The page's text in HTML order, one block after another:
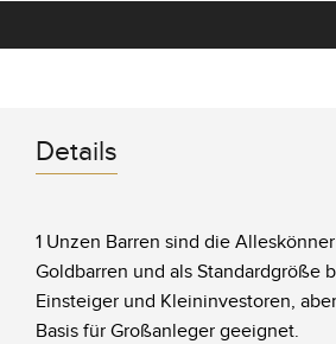
Details
1 Unzen Barren sind die
Goldbarren und als Standardgröße
Einsteiger und Kleininvestoren,
Basis für Großanleger geeignet.